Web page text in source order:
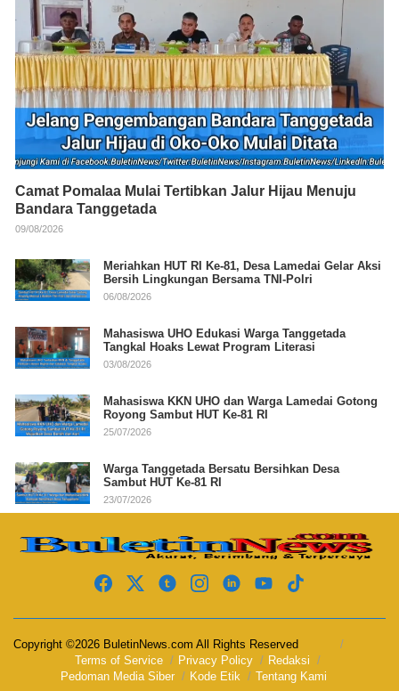
Camat Pomalaa Mulai Tertibkan Jalur Hijau Menuju
Bandara Tanggetada
09/08/2026
Meriahkan HUT RI Ke-81, Desa Lamedai Gelar Aksi
Bersih Lingkungan Bersama TNI-Polri
06/08/2026
Mahasiswa UHO Edukasi Warga Tanggetada
Tangkal Hoaks Lewat Program Literasi
03/08/2026
Mahasiswa KKN UHO dan Warga Lamedai Gotong
Royong Sambut HUT Ke-81 RI
25/07/2026
Warga Tanggetada Bersatu Bersihkan Desa
Sambut HUT Ke-81 RI
23/07/2026
Copyright ©2026 BuletinNews.com All Rights Reserved
Terms of Service
Privacy Policy
Redaksi
Pedoman Media Siber
Kode Etik Tentang Kami